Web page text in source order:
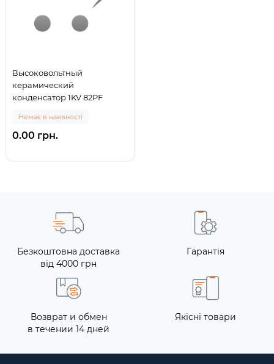
Высоковольтный
керамический
конденсатор 1KV 82PF
Немає в наявності
0.00 грн.
Безкоштовна доставка
від 4000 грн
Гарантія
Возврат и обмен
в течении 14 дней
Якісні товари